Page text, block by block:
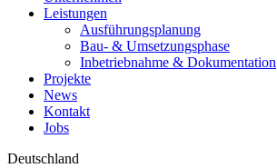
Leistungen
Ausführungsplanung
Bau- & Umsetzungsphase
Inbetriebnahme & Dokumentation
Projekte
News
Kontakt
Jobs
Deutschland